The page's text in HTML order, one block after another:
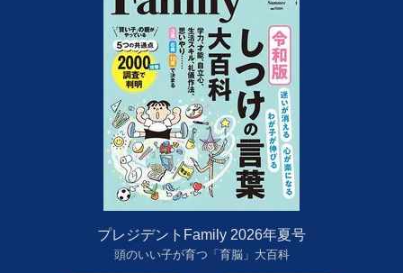
プレジデントFamily 2026年夏号
頭のいい子が育つ「育脳」大百科